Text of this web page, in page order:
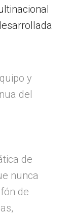
y
del
de
nunca
de